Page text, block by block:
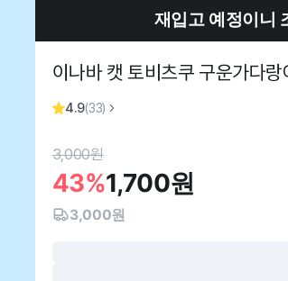
재입고 예정이니
이나바 캣 토비츠쿠 구운가다
4.9(33)
3,000원
43%1,700원
3,000원